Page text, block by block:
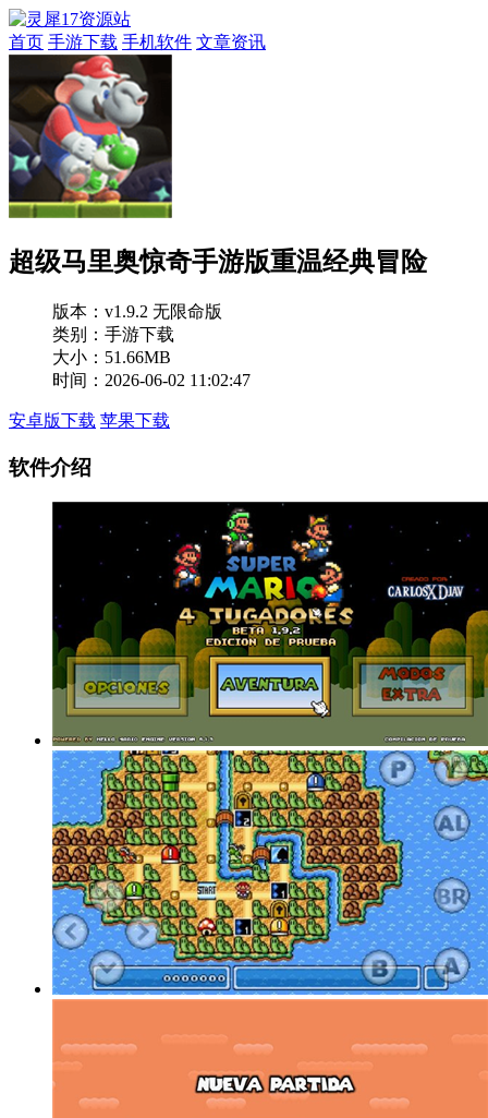
首页 手游下载 手机软件 文章资讯
超级马里奥惊奇手游版重温经典冒险
版本： v1.9.2 无限命版
类别：手游下载
大小：51.66MB
时间：2026-06-02 11:02:47
安卓版下载 苹果下载
软件介绍